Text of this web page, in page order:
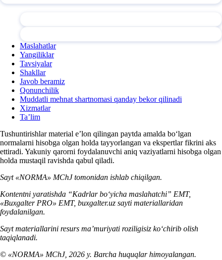
Maslahatlar
Yangiliklar
Tavsiyalar
Shakllar
Javob beramiz
Qonunchilik
Muddatli mehnat shartnomasi qanday bekor qilinadi
Xizmatlar
Ta’lim
Tushuntirishlar material e’lon qilingan paytda amalda boʻlgan
normalarni hisobga olgan holda tayyorlangan va ekspertlar fikrini aks
ettiradi. Yakuniy qarorni foydalanuvchi aniq vaziyatlarni hisobga olgan
holda mustaqil ravishda qabul qiladi.
Sayt «NORMA» MChJ tomonidan ishlab chiqilgan.
Kontentni yaratishda “Kadrlar boʻyicha maslahatchi” EMT,
«Buxgalter PRO» EMT, buxgalter.uz sayti materiallaridan
foydalanilgan.
Sayt materiallarini resurs ma’muriyati roziligisiz koʻchirib olish
taqiqlanadi.
© «NORMA» MChJ, 2026 y. Barcha huquqlar himoyalangan.